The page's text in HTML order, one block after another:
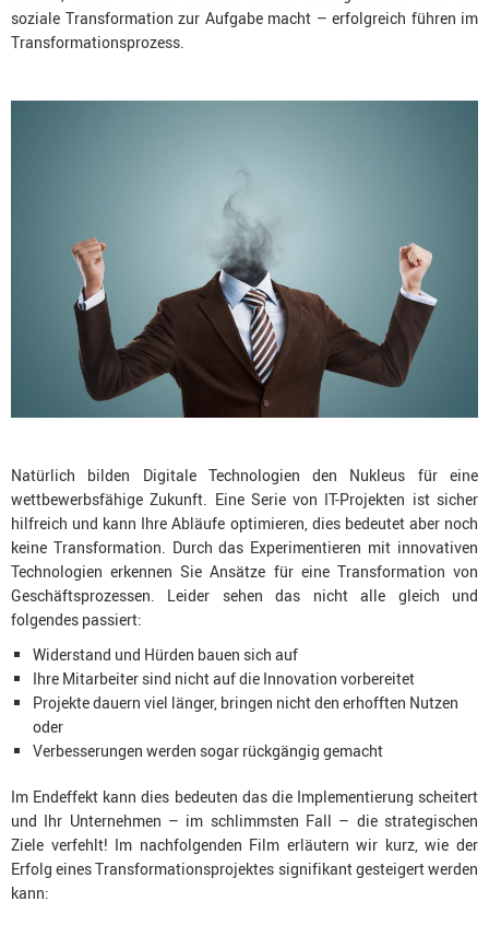
soziale Transformation zur Aufgabe macht – erfolgreich führen im
Transformationsprozess.
Natürlich bilden Digitale Technologien den Nukleus für eine
wettbewerbsfähige Zukunft. Eine Serie von IT-Projekten ist sicher
hilfreich und kann Ihre Abläufe optimieren, dies bedeutet aber noch
keine Transformation. Durch das Experimentieren mit innovativen
Technologien erkennen Sie Ansätze für eine Transformation von
Geschäftsprozessen. Leider sehen das nicht alle gleich und
folgendes passiert:
Widerstand und Hürden bauen sich auf
Ihre Mitarbeiter sind nicht auf die Innovation vorbereitet
Projekte dauern viel länger, bringen nicht den erhofften Nutzen
oder
Verbesserungen werden sogar rückgängig gemacht
Im Endeffekt kann dies bedeuten das die Implementierung scheitert
und Ihr Unternehmen – im schlimmsten Fall – die strategischen
Ziele verfehlt! Im nachfolgenden Film erläutern wir kurz, wie der
Erfolg eines Transformationsprojektes signifikant gesteigert werden
kann: